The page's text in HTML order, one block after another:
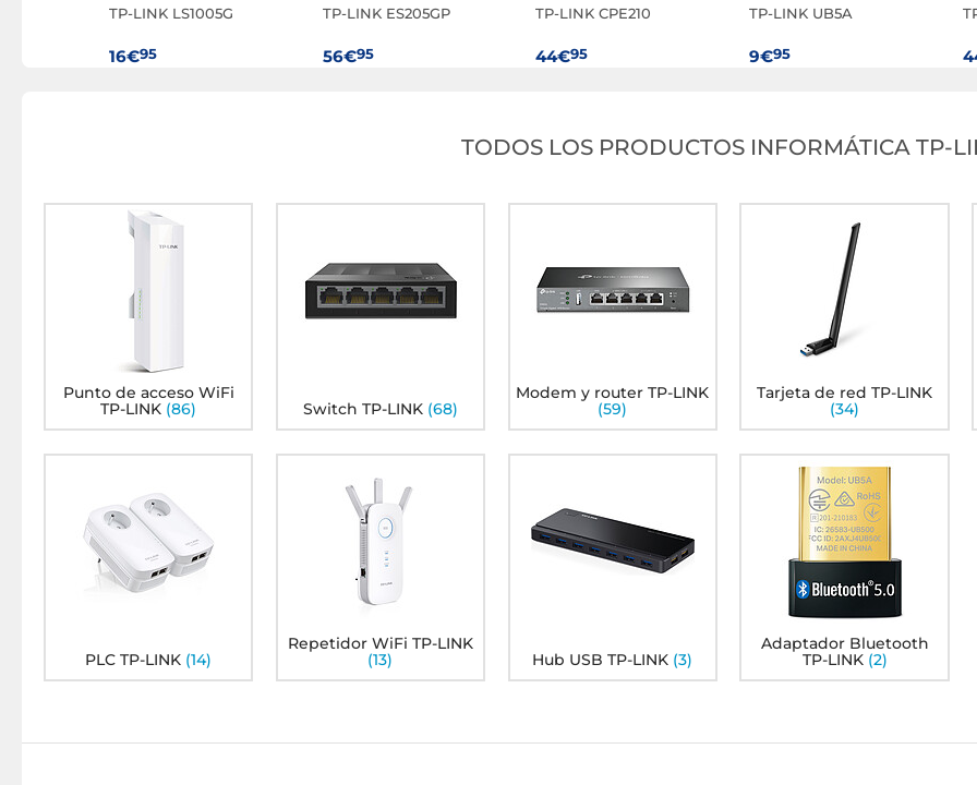
TP-LINK LS1005G
16€95
TP-LINK ES205GP
56€95
TP-LINK CPE210
44€95
TP-LINK UB5A
9€95
349€
TP-LINK Deco PX50 (x 3)
499€95
TP-LINK Omada EAP787
TP-LINK EAP100-Bridge
TP-LINK TL-SF1008P
64€95
TP-LINK TL-POE150S
50
TP-LINK TL-SG1016 TP-LINK TL-SG1024
95
TODOS LOS PRODUCTOS INFORMÁTICA TP-
Punto de acceso WiFi
TP-LINK (86) Switch TP-LINK (68)
Modem y router TP-LINK
(59)
Tarjeta de red TP-LINK
(34)
PLC TP-LINK (14)
Repetidor WiFi TP-LINK
(13)
Hub USB TP-LINK (3)
Adaptador Bluetooth
TP-LINK (2)